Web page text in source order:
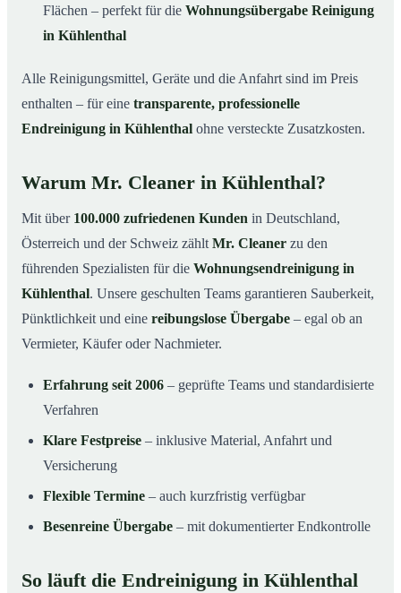
Flächen – perfekt für die Wohnungsübergabe Reinigung
in Kühlenthal
Alle Reinigungsmittel, Geräte und die Anfahrt sind im Preis
enthalten – für eine transparente, professionelle
Endreinigung in Kühlenthal ohne versteckte Zusatzkosten.
Warum Mr. Cleaner in Kühlenthal?
Mit über 100.000 zufriedenen Kunden in Deutschland,
Österreich und der Schweiz zählt Mr. Cleaner zu den
führenden Spezialisten für die Wohnungsendreinigung in
Kühlenthal. Unsere geschulten Teams garantieren Sauberkeit,
Pünktlichkeit und eine reibungslose Übergabe – egal ob an
Vermieter, Käufer oder Nachmieter.
Erfahrung seit 2006 – geprüfte Teams und standardisierte
Verfahren
Klare Festpreise – inklusive Material, Anfahrt und
Versicherung
Flexible Termine – auch kurzfristig verfügbar
Besenreine Übergabe – mit dokumentierter Endkontrolle
So läuft die Endreinigung in Kühlenthal